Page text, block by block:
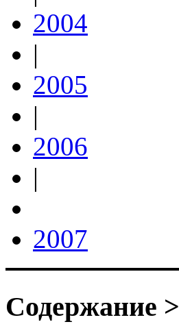
2004
|
2005
|
2006
|
2007
Содержание >